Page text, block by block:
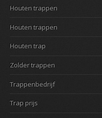
Houten trappen
Houten trappen
Houten trap
Zolder trappen
Trappenbedrijf
Trap prijs